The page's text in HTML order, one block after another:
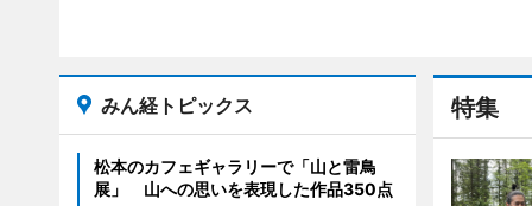
特集
みん経トピックス
松本のカフェギャラリーで「山と雷鳥
展」 山への思いを表現した作品350点